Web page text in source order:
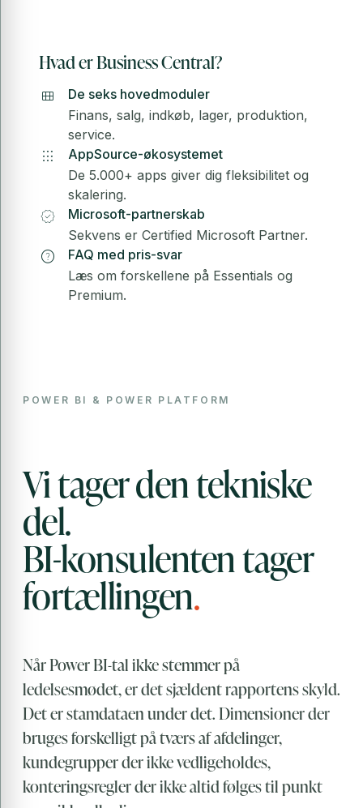
Hvad er Business Central?
view_module
De seks hovedmoduler
Finans, salg, indkøb, lager, produktion,
service.
apps
AppSource-økosystemet
De 5.000+ apps giver dig fleksibilitet og
skalering.
verified
Microsoft-partnerskab
Sekvens er Certified Microsoft Partner.
help
FAQ med pris-svar
Læs om forskellene på Essentials og
Premium.
POWER BI & POWER PLATFORM
Vi tager den tekniske
del.
BI-konsulenten tager
fortællingen.
Når Power BI-tal ikke stemmer på
ledelsesmødet, er det sjældent rapportens skyld.
Det er stamdataen under det. Dimensioner der
bruges forskelligt på tværs af afdelinger,
kundegrupper der ikke vedligeholdes,
konteringsregler der ikke altid følges til punkt